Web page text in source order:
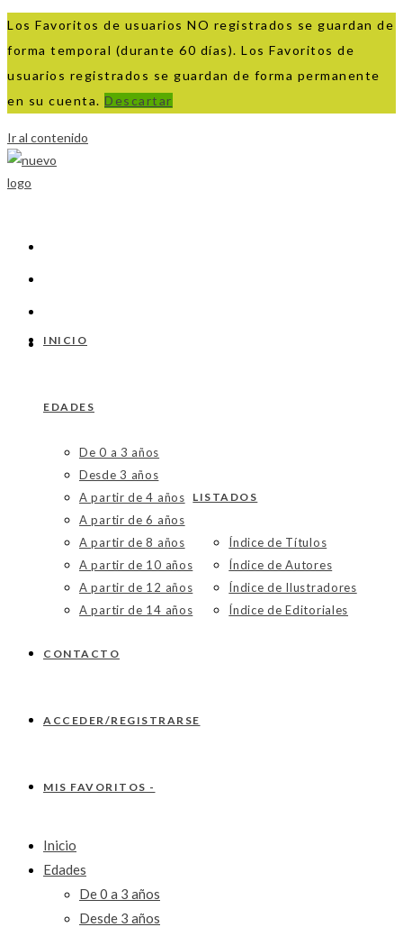
Los Favoritos de usuarios NO registrados se guardan de
forma temporal (durante 60 días). Los Favoritos de
usuarios registrados se guardan de forma permanente
en su cuenta. Descartar
Ir al contenido
INICIO
EDADES
De 0 a 3 años
Desde 3 años
A partir de 4 años
A partir de 6 años
A partir de 8 años
A partir de 10 años
A partir de 12 años
A partir de 14 años
LISTADOS
Índice de Títulos
Índice de Autores
Índice de Ilustradores
Índice de Editoriales
CONTACTO
ACCEDER/REGISTRARSE
MIS FAVORITOS -
Inicio
Edades
De 0 a 3 años
Desde 3 años